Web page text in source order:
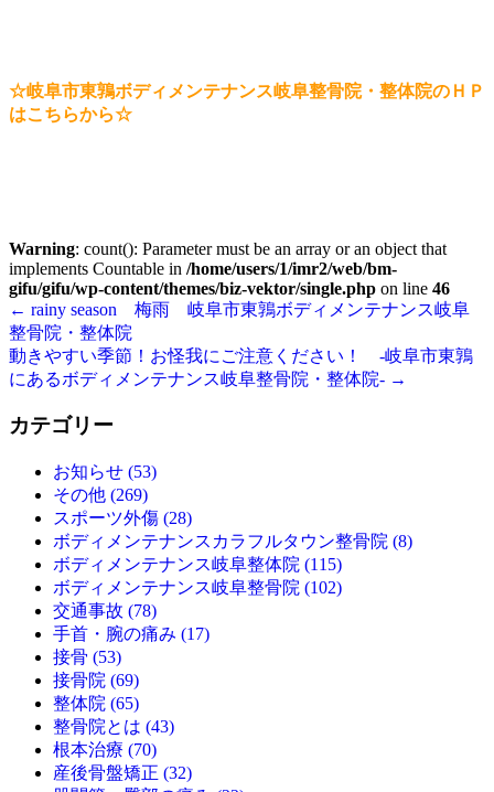
☆岐阜市東鶉ボディメンテナンス岐阜整骨院・整体院のＨＰ
はこちらから☆
Warning: count(): Parameter must be an array or an object that
implements Countable in /home/users/1/imr2/web/bm-
gifu/gifu/wp-content/themes/biz-vektor/single.php on line 46
← rainy season 梅雨 岐阜市東鶉ボディメンテナンス岐阜
整骨院・整体院
動きやすい季節！お怪我にご注意ください！ -岐阜市東鶉
にあるボディメンテナンス岐阜整骨院・整体院- →
カテゴリー
お知らせ (53)
その他 (269)
スポーツ外傷 (28)
ボディメンテナンスカラフルタウン整骨院 (8)
ボディメンテナンス岐阜整体院 (115)
ボディメンテナンス岐阜整骨院 (102)
交通事故 (78)
手首・腕の痛み (17)
接骨 (53)
接骨院 (69)
整体院 (65)
整骨院とは (43)
根本治療 (70)
産後骨盤矯正 (32)